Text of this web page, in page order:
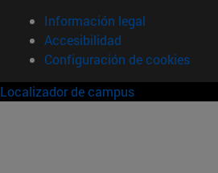
Información legal
Accesibilidad
Configuración de cookies
Localizador de campus